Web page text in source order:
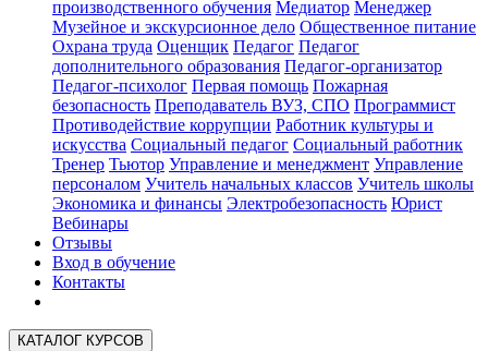
производственного обучения Медиатор Менеджер
Музейное и экскурсионное дело Общественное питание
Охрана труда Оценщик Педагог Педагог
дополнительного образования Педагог-организатор
Педагог-психолог Первая помощь Пожарная
безопасность Преподаватель ВУЗ, СПО Программист
Противодействие коррупции Работник культуры и
искусства Социальный педагог Социальный работник
Тренер Тьютор Управление и менеджмент Управление
персоналом Учитель начальных классов Учитель школы
Экономика и финансы Электробезопасность Юрист
Вебинары
Отзывы
Вход в обучение
Контакты
КАТАЛОГ КУРСОВ